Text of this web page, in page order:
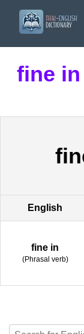
fine
English
fine in
(Phrasal verb)